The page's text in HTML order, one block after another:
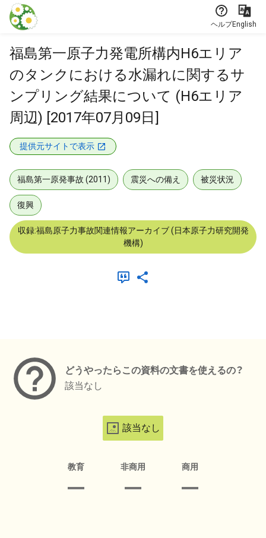
本文に飛ぶ
ヘルプEnglish
福島第一原子力発電所構内H6エリア
のタンクにおける水漏れに関するサ
ンプリング結果について (H6エリア
周辺) [2017年07月09日]
提供元サイトで表示
福島第一原発事故 (2011) 震災への備え 被災状況
復興
収録:福島原子力事故関連情報アーカイブ (日本原子力研究開発
機構)
どうやったらこの資料の文書を使えるの？
該当なし
該当なし
教育 非商用 商用